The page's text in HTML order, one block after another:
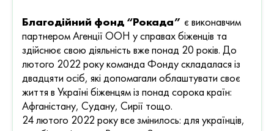
Благодійний фонд “Рокада” є виконавчим
партнером Агенції ООН у справах біженців та
здійснює свою діяльність вже понад 20 років. До
лютого 2022 року команда Фонду складалася із
двадцяти осіб, які допомагали облаштувати своє
життя в Україні біженцям із понад сорока країн:
Афганістану, Судану, Сирії тощо.
24 лютого 2022 року все змінилось: для українців,